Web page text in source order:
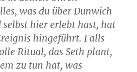
was du über Dunwich
selbst hier erlebt hast, hat
hingeführt. Falls
Ritual, das Seth plant,
zu tun hat, was